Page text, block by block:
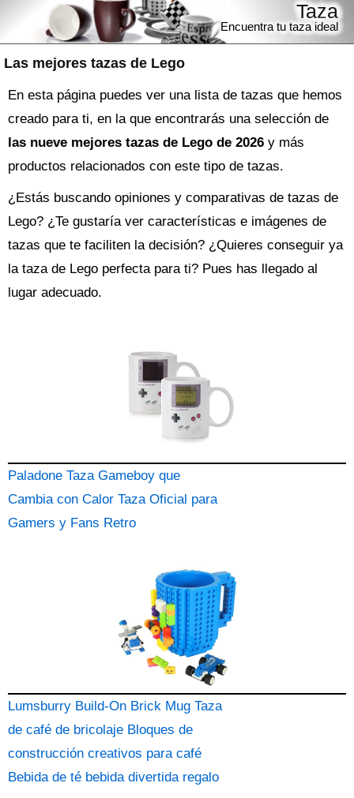
Las mejores tazas de Lego
Taza
Encuentra tu taza ideal
En esta página puedes ver una lista de tazas que hemos
creado para ti, en la que encontrarás una selección de
las nueve mejores tazas de Lego de 2026 y más
productos relacionados con este tipo de tazas.
¿Estás buscando opiniones y comparativas de tazas de
Lego? ¿Te gustaría ver características e imágenes de
tazas que te faciliten la decisión? ¿Quieres conseguir ya
la tazade Lego perfecta para ti? Pues has llegado al
lugar adecuado.
Paladone Taza Gameboy que
Cambia con Calor Taza Oficial para
Gamers y Fans Retro
Lumsburry Build-On Brick Mug Taza
de café de bricolaje Bloques de
construcción creativos para café
Bebida de té bebida divertida regalo